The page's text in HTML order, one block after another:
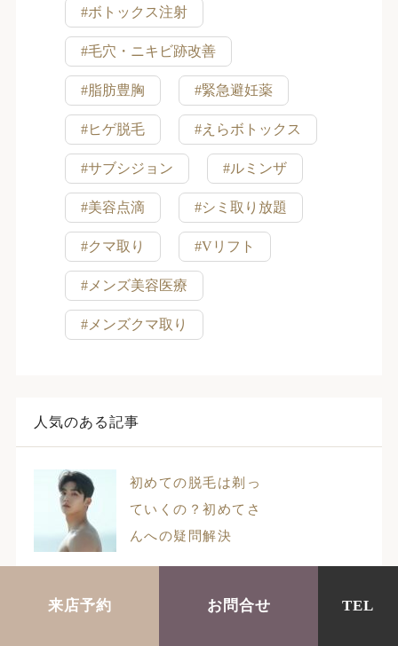
#ボトックス注射
#毛穴・ニキビ跡改善
#脂肪豊胸 #緊急避妊薬
#ヒゲ脱毛 #えらボトックス
#サブシジョン #ルミンザ
#美容点滴 #シミ取り放題
#クマ取り #Vリフト
#メンズ美容医療
#メンズクマ取り
人気のある記事
初めての脱毛は剃っ
ていくの？初めてさ
んへの疑問解決
脱毛前後に運動をし
来店予約 お問合せ TEL